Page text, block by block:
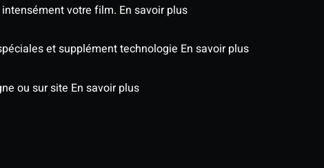
votre film. En savoir plus
et supplément technologie En savoir plus
ou sur site En savoir plus